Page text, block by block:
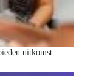
uitkomst